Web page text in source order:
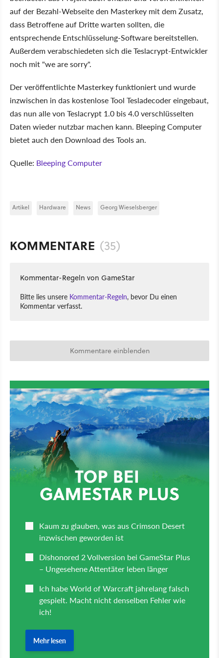
auf der Bezahl-Webseite den Masterkey mit dem Zusatz,
dass Betroffene auf Dritte warten sollten, die
entsprechende Entschlüsselung-Software bereitstellen.
Außerdem verabschiedeten sich die Teslacrypt-Entwickler
noch mit "we are sorry".
Der veröffentlichte Masterkey funktioniert und wurde
inzwischen in das kostenlose Tool Tesladecoder eingebaut,
das nun alle von Teslacrypt 1.0 bis 4.0 verschlüsselten
Daten wieder nutzbar machen kann. Bleeping Computer
bietet auch den Download des Tools an.
Quelle: Bleeping Computer
Artikel Hardware News Georg Wieselsberger
KOMMENTARE (35)
Kommentar-Regeln von GameStar
Bitte lies unsere Kommentar-Regeln, bevor Du einen
Kommentar verfasst.
Kommentare einblenden